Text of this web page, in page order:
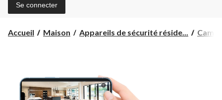
Se connecter
Accueil Maison Appareils de sécurité réside...